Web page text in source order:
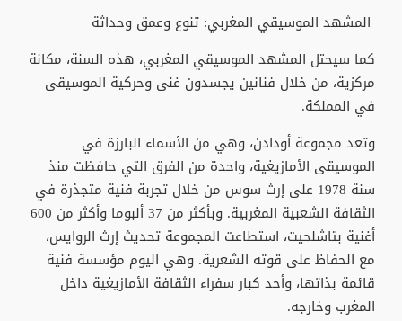
المشهد الموسيقي المغربي: تنوع وعمق وحداثة
كما سيحتل المشهد الموسيقي المغربي، هذه السنة، مكانة
مركزية، من خلال فنانين يجسدون غنى وحركية الموسيقى
في المملكة.
وتعد مجموعة أودادن، وهي من الأسماء البارزة في
الموسيقى الأمازيغية، واحدة من الفرق التي حافظت منذ
سنة 1978 على إرث سوس من خلال تجربة فنية متجذرة في
الثقافة الشعبية المغربية. وبأكثر من 37 ألبوما وأكثر من 600
أغنية بتاشلحيت، استطاعت المجموعة تحديث إرث الروايس،
مع الحفاظ على قوته الشعرية. وهي اليوم مؤسسة فنية
قائمة بذاتها، وأحد كبار سفراء الثقافة الأمازيغية داخل
المغرب وخارجه.